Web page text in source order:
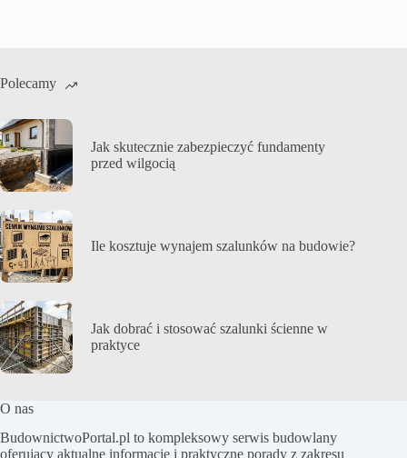
Polecamy
Jak skutecznie zabezpieczyć fundamenty
przed wilgocią
Ile kosztuje wynajem szalunków na budowie?
Jak dobrać i stosować szalunki ścienne w
praktyce
O nas
BudownictwoPortal.pl to kompleksowy serwis budowlany
oferujący aktualne informacje i praktyczne porady z zakresu